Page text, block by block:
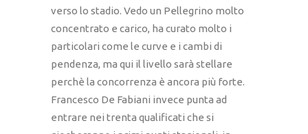
verso lo stadio. Vedo un Pellegrino molto
concentrato e carico, ha curato molto i
particolari come le curve e i cambi di
pendenza, ma qui il livello sarà stellare
perchè la concorrenza è ancora più forte.
Francesco De Fabiani invece punta ad
entrare nei trenta qualificati che si